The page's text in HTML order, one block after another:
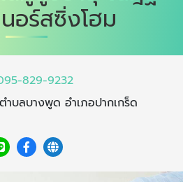
อร์สซิ่งโฮม
829-9232
บลบางพูด อำเภอปากเกร็ด